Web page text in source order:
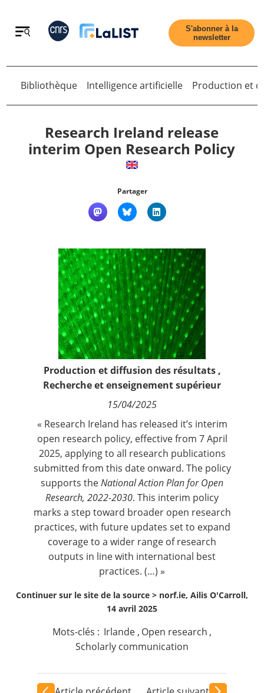
Retour
Nous suivre
S'abonner à la
newsletter
Retour
Bibliothèque Intelligence artificielle Production et
Research Ireland release
interim Open Research Policy
Partager
Production et diffusion des résultats,
Recherche et enseignement supérieur
15/04/2025
« Research Ireland has released it’s interim
open research policy, effective from 7 April
2025, applying to all research publications
submitted from this date onward. The policy
supports theNational Action Plan for Open
Research, 2022-2030. This interim policy
marks a step toward broader open research
practices, with future updates set to expand
coverage to a wider range of research
outputs in line with international best
practices. (…) »
Continuer sur le site de la source > norf.ie, Ailis O'Carroll,
14 avril 2025
Mots-clés : Irlande , Open research ,
Scholarly communication